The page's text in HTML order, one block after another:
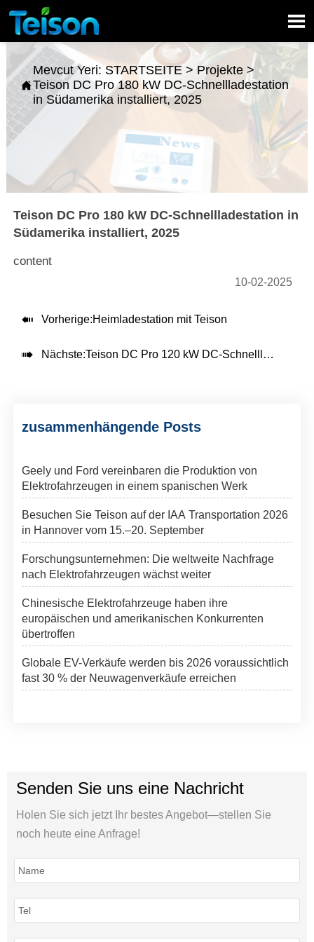


Mevcut Yeri: STARTSEITE>Projekte>
Teison DC Pro 180 kW DC-Schnellladestation
in Südamerika installiert, 2025
Teison DC Pro 180 kW DC-Schnellladestation in
Südamerika installiert, 2025
content
10-02-2025
 Vorherige:Heimladestation mit Teison
 Nächste:Teison DC Pro 120 kW DC-Schnellladestation in Afrika installiert, 2025
zusammenhängende Posts
Geely und Ford vereinbaren die Produktion von
Elektrofahrzeugen in einem spanischen Werk
Besuchen Sie Teison auf der IAA Transportation 2026
in Hannover vom 15.–20. September
Forschungsunternehmen: Die weltweite Nachfrage
nach Elektrofahrzeugen wächst weiter
Chinesische Elektrofahrzeuge haben ihre
europäischen und amerikanischen Konkurrenten
übertroffen
Globale EV-Verkäufe werden bis 2026 voraussichtlich
fast 30 % der Neuwagenverkäufe erreichen
Senden Sie uns eine Nachricht
Holen Sie sich jetzt Ihr bestes Angebot—stellen Sie
noch heute eine Anfrage!